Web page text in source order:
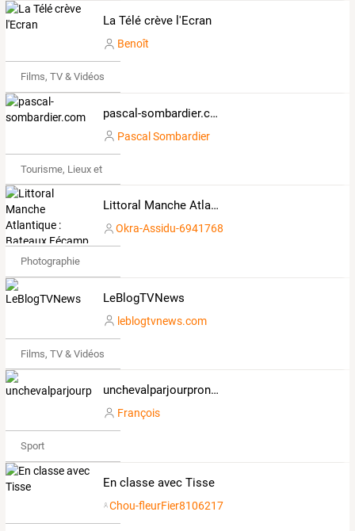
La Télé crève l'Ecran
Benoît
Films, TV & Vidéos
pascal-sombardier.com
Pascal Sombardier
Tourisme, Lieux et Événements
Littoral Manche Atlantique : Bateaux Fécamp
Okra-Assidu-6941768
Photographie
LeBlogTVNews
leblogtvnews.com
Films, TV & Vidéos
unchevalparjourprono.com
François
Sport
En classe avec Tisse
Chou-fleurFier8106217